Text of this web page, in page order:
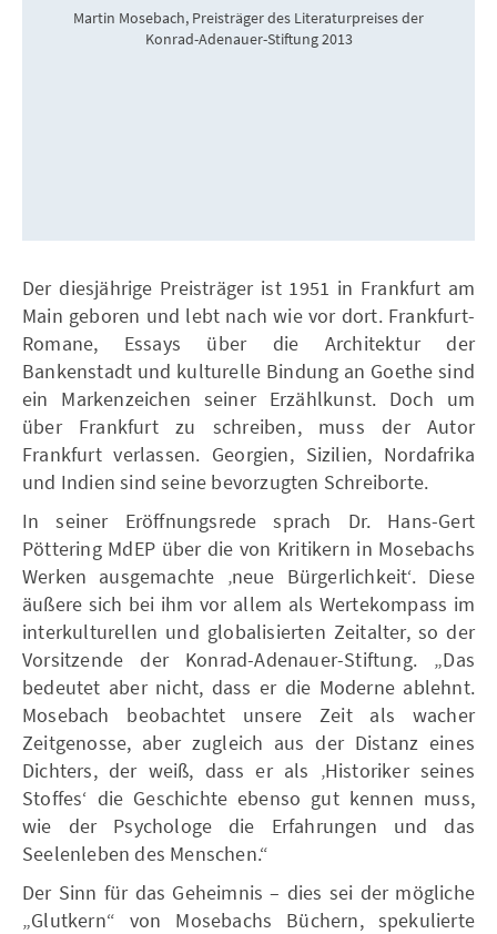
Martin Mosebach, Preisträger des Literaturpreises der
Konrad-Adenauer-Stiftung 2013
Der diesjährige Preisträger ist 1951 in Frankfurt am
Main geboren und lebt nach wie vor dort. Frankfurt-
Romane, Essays über die Architektur der
Bankenstadt und kulturelle Bindung an Goethe sind
ein Markenzeichen seiner Erzählkunst. Doch um
über Frankfurt zu schreiben, muss der Autor
Frankfurt verlassen. Georgien, Sizilien, Nordafrika
und Indien sind seine bevorzugten Schreiborte.
In seiner Eröffnungsrede sprach Dr. Hans-Gert
Pöttering MdEP über die von Kritikern in Mosebachs
Werken ausgemachte ‚neue Bürgerlichkeit‘. Diese
äußere sich bei ihm vor allem als Wertekompass im
interkulturellen und globalisierten Zeitalter, so der
Vorsitzende der Konrad-Adenauer-Stiftung. „Das
bedeutet aber nicht, dass er die Moderne ablehnt.
Mosebach beobachtet unsere Zeit als wacher
Zeitgenosse, aber zugleich aus der Distanz eines
Dichters, der weiß, dass er als ‚Historiker seines
Stoffes‘ die Geschichte ebenso gut kennen muss,
wie der Psychologe die Erfahrungen und das
Seelenleben des Menschen.“
Der Sinn für das Geheimnis – dies sei der mögliche
„Glutkern“ von Mosebachs Büchern, spekulierte